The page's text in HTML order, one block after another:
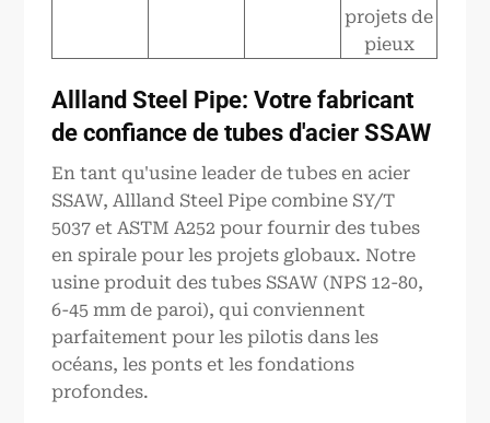
projets de
pieux
Allland Steel Pipe: Votre fabricant
de confiance de tubes d'acier SSAW
En tant qu'usine leader de tubes en acier
SSAW, Allland Steel Pipe combine SY/T
5037 et ASTM A252 pour fournir des tubes
en spirale pour les projets globaux. Notre
usine produit des tubes SSAW (NPS 12-80,
6-45 mm de paroi), qui conviennent
parfaitement pour les pilotis dans les
océans, les ponts et les fondations
profondes.